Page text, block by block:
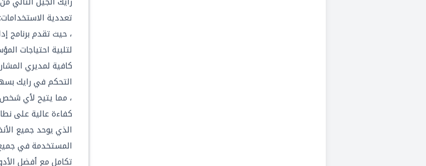
، حيث تقدم برنامج
لتلبية احتياجات
كافية لمديري
التحكم في رايك
، مما يتيح لأي
كفاءة عالية على
الذي يوحد جميع
المستخدمة في
تكامل مع أفضل